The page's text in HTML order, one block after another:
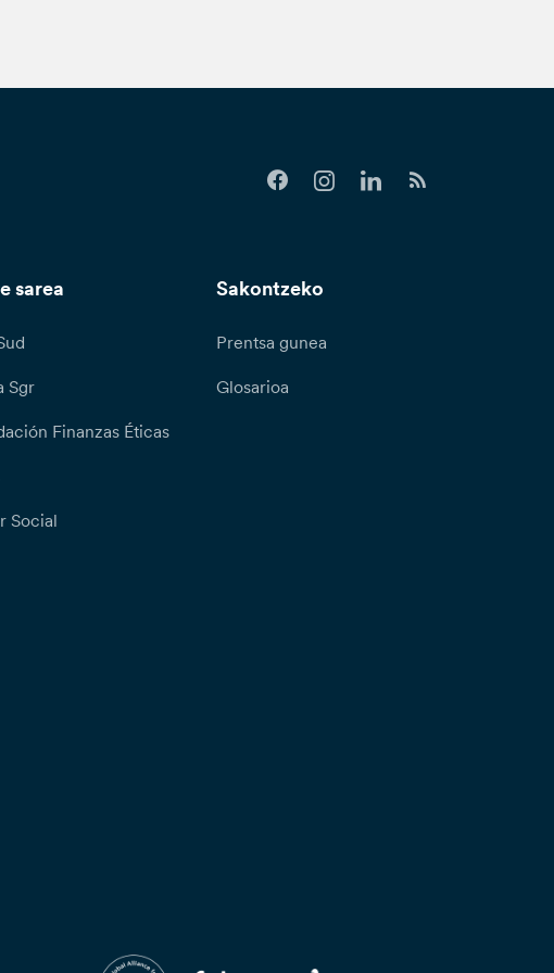
sarea
Sgr
Finanzas Éticas
Social
Sakontzeko
Prentsa gunea
Glosarioa